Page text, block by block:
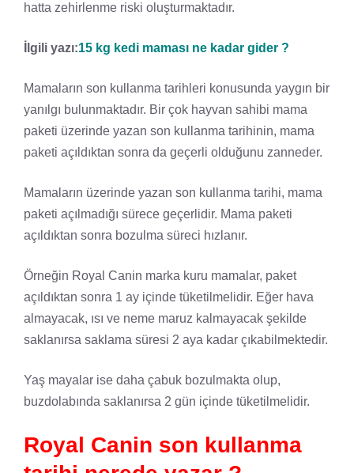
hatta zehirlenme riski oluşturmaktadır.
İlgili yazı:15 kg kedi maması ne kadar gider ?
Mamaların son kullanma tarihleri konusunda yaygın bir
yanılgı bulunmaktadır. Bir çok hayvan sahibi mama
paketi üzerinde yazan son kullanma tarihinin, mama
paketi açıldıktan sonra da geçerli olduğunu zanneder.
Mamaların üzerinde yazan son kullanma tarihi, mama
paketi açılmadığı sürece geçerlidir. Mama paketi
açıldıktan sonra bozulma süreci hızlanır.
Örneğin Royal Canin marka kuru mamalar, paket
açıldıktan sonra 1 ay içinde tüketilmelidir. Eğer hava
almayacak, ısı ve neme maruz kalmayacak şekilde
saklanırsa saklama süresi 2 aya kadar çıkabilmektedir.
Yaş mayalar ise daha çabuk bozulmakta olup,
buzdolabında saklanırsa 2 gün içinde tüketilmelidir.
Royal Canin son kullanma